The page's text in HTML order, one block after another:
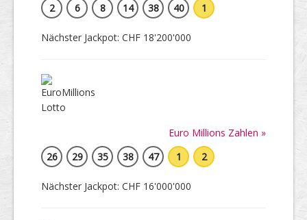
2
6 8 14 38 40 1
Nächster Jackpot: CHF 18'200'000
Euro Millions Zahlen »
26
29 35 38 47 1 2
Nächster Jackpot: CHF 16'000'000